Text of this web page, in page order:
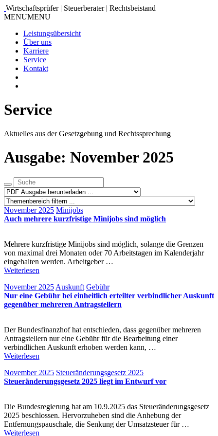
Wirtschaftsprüfer | Steuerberater | Rechtsbeistand
MENUMENU
Leistungsübersicht
Über uns
Karriere
Service
Kontakt
Service
Aktuelles aus der Gesetzgebung und Rechtssprechung
Ausgabe: November 2025
November 2025 Minijobs
Auch mehrere kurzfristige Minijobs sind möglich
Mehrere kurzfristige Minijobs sind möglich, solange die Grenzen
von maximal drei Monaten oder 70 Arbeitstagen im Kalenderjahr
eingehalten werden. Arbeitgeber …
Weiterlesen
November 2025 Auskunft Gebühr
Nur eine Gebühr bei einheitlich erteilter verbindlicher Auskunft
gegenüber mehreren Antragstellern
Der Bundesfinanzhof hat entschieden, dass gegenüber mehreren
Antragstellern nur eine Gebühr für die Bearbeitung einer
verbindlichen Auskunft erhoben werden kann, …
Weiterlesen
November 2025 Steueränderungsgesetz 2025
Steueränderungsgesetz 2025 liegt im Entwurf vor
Die Bundesregierung hat am 10.9.2025 das Steueränderungsgesetz
2025 beschlossen. Hervorzuheben sind die Anhebung der
Entfernungspauschale, die Senkung der Umsatzsteuer für …
Weiterlesen